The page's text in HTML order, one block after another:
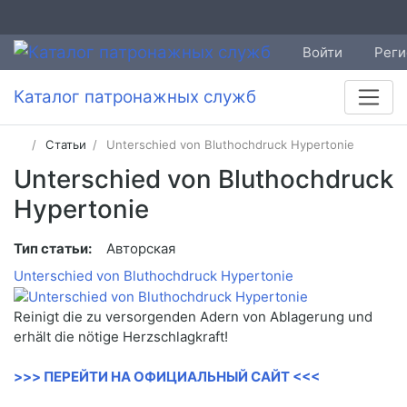
Войти
Каталог патронажных служб
Статьи Unterschied von Bluthochdruck Hypertonie
Unterschied von Bluthochdruck
Hypertonie
Тип статьи:
Авторская
Unterschied von Bluthochdruck Hypertonie
Reinigt die zu versorgenden Adern von Ablagerung und
erhält die nötige Herzschlagkraft!
>>> ПЕРЕЙТИ НА ОФИЦИАЛЬНЫЙ САЙТ <<<